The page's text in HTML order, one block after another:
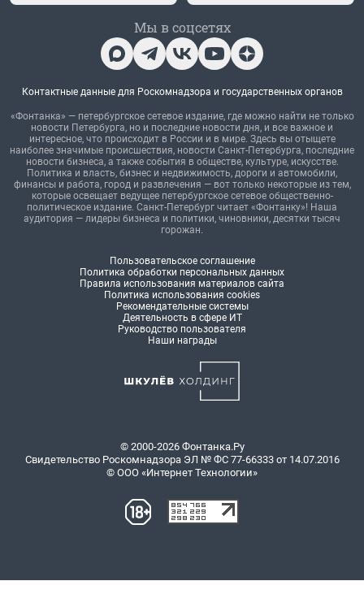
Мы в соцсетях
Контактные данные для Роскомнадзора и государственных органов
«Фонтанка» — петербургское сетевое издание, где можно найти не только
новости Петербурга, но и последние новости дня, и все важное и
интересное, что происходит в России и в мире. Здесь вы отыщете
наиболее значимые происшествия, новости Санкт-Петербурга, последние
новости бизнеса, а также события в обществе, культуре, искусстве.
Политика и власть, бизнес и недвижимость, дороги и автомобили,
финансы и работа, город и развлечения — вот только некоторые из тем,
которые освещает ведущее петербургское сетевое общественно-
политическое издание. Санкт-Петербург читает «Фонтанку»! Наша
аудитория — лидеры бизнеса и политики, чиновники, десятки тысяч
горожан.
Пользовательское соглашение
Политика обработки персональных данных
Правила использования материалов сайта
Политика использования cookies
Рекомендательные системы
Деятельность в сфере ИТ
Руководство пользователя
Наши награды
© 2000-2026 Фонтанка.Ру
Свидетельство Роскомнадзора ЭЛ № ФС 77-66333 от 14.07.2016
© ООО «Интернет Технологии»